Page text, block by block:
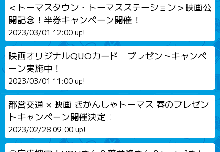
＜トーマスタウン・トーマスステーション＞映画公
開記念！半券キャンペーン開催！
2023/03/01 12:00 up!
映画オリジナルQUOカード プレゼントキャンペ
ーン実施中！
2023/03/01 11:00 up!
都営交通 × 映画 きかんしゃトーマス 春のプレゼン
トキャンペーン開催決定！
2023/02/28 09:00 up!